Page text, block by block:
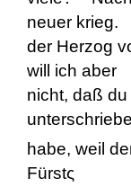
neuer krieg.
der Herzog
will ich aber
nicht, daß
habe, weil
Fürstς